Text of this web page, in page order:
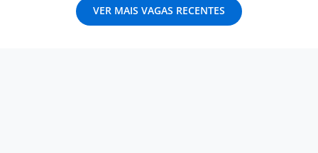
VER MAIS VAGAS RECENTES